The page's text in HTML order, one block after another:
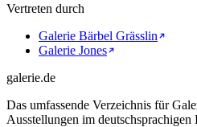
Vertreten durch
Galerie Bärbel Grässlin
Galerie Jones
galerie.de
Das umfassende Verzeichnis für
Ausstellungen im deutschsprachigen